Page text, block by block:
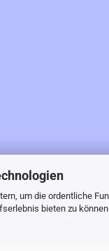
um die ordentliche
bieten zu